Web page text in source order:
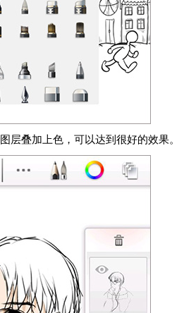
层叠加上色，可以达到很好的效果。